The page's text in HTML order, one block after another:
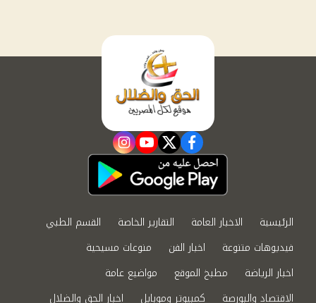
facebook
twitter
youtube
instagram
الرئيسية الاخبار العامة التقارير الخاصة
القسم الطبي
فيديوهات متنوعة
اخبار الفن
منوعات مسيحية
اخبار الرياضة
مطبخ الموقع
مواضيع عامة
الاقتصاد والبورصة
كمبيوتر وموبايل اخبار الحق والضلال